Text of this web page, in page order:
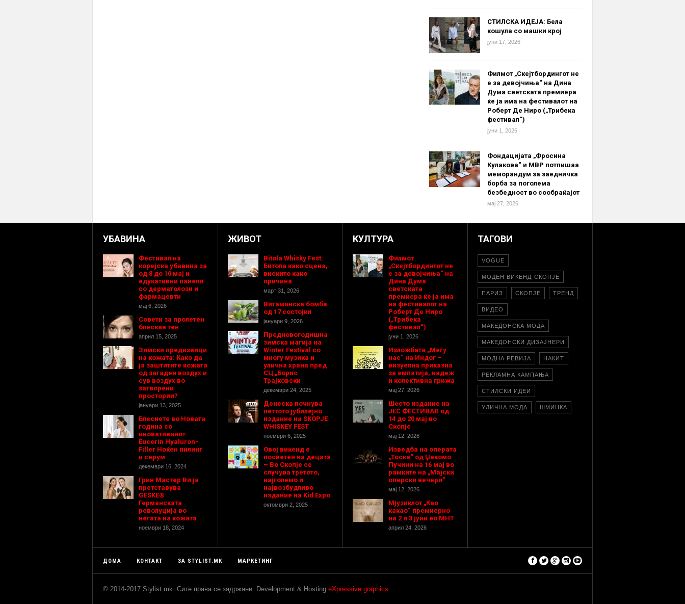
СТИЛСКА ИДЕЈА: Бела
кошула со машки крој
јуни 17, 2026
Филмот „Скејтбордингот не
е за девојчиња“ на Дина
Дума светската премиера
ќе ја има на фестивалот на
Роберт Де Ниро („Трибека
фестивал“)
јуни 1, 2026
Фондацијата „Фросина
Кулакова“ и МВР потпишаа
меморандум за заедничка
борба за поголема
безбедност во сообраќајот
мај 27, 2026
УБАВИНА
Фестивал на
корејска убавина за
од 8 до 10 мај и
едукативни панели
со дерматолози и
фармацевти
мај 6, 2026
Совети за пролетен
блескав тен
април 15, 2025
Зимски предизвици
на кожата: Како да
ја заштитите кожата
од загаден воздух и
сув воздух во
затворени
простории?
јануари 13, 2025
Блеснете во Новата
година со
иновативниот
Eucerin Hyaluron-
Filler Ноќен пилинг
и серум
декември 16, 2024
Грин Мастер Ви ја
претставува
GESKE®
Германската
револуција во
негата на кожата
ноември 18, 2024
ЖИВОТ
Bitola Whisky Fest:
Битола како сцена,
вискито како
причина
март 31, 2026
Витаминска бомба
од 17 состојки
јануари 9, 2026
Предновогодишнa
зимска магија на
Winter Festival со
многу музика и
улична храна пред
СЦ „Борис
Трајковски
декември 24, 2025
Денеска почнува
петтото јубилејно
издание на SKOPJE
WHISKEY FEST
ноември 6, 2025
Овој викенд е
посветен на децата
– Во Скопје се
случува третото,
најголемо и
највозбудливо
издание на Kid Expo
октомври 2, 2025
КУЛТУРА
Филмот
„Скејтбордингот не
е за девојчиња“ на
Дина Дума
светската
премиера ќе ја има
на фестивалот на
Роберт Де Ниро
(„Трибека
фестивал“)
јуни 1, 2026
Изложбата „Меѓу
нас“ на Индог –
визуелна приказна
за емпатија, надеж
и колективна грижа
мај 27, 2026
Шесто издание на
ЈЕС ФЕСТИВАЛ од
14 до 20 мај во
Скопје
мај 12, 2026
Изведба на операта
„Тоска“ од Џакомо
Пучини на 16 мај во
рамките на „Мајски
оперски вечери“
мај 12, 2026
Мјузиклот „Као
какао“ премиерно
на 2 и 3 јуни во МНТ
април 24, 2026
ТАГОВИ
VOGUE
МОДЕН ВИКЕНД-СКОПЈЕ
ПАРИЗ СКОПЈЕ ТРЕНД
ВИДЕО
МАКЕДОНСКА МОДА
МАКЕДОНСКИ ДИЗАЈНЕРИ
МОДНА РЕВИЈА НАКИТ
РЕКЛАМНА КАМПАЊА
СТИЛСКИ ИДЕИ
УЛИЧНА МОДА ШМИНКА
ДОМА КОНТАКТ ЗА STYLIST.MK МАРКЕТИНГ
© 2014-2017 Stylist.mk. Сите права се задржани. Development & Hosting eXpressive graphics